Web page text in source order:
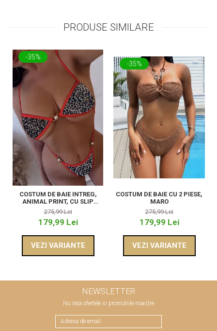
PRODUSE SIMILARE
-35%
COSTUM DE BAIE INTREG,
ANIMAL PRINT, CU SLIP
TANGA
275,99 Lei
179,99 Lei
VEZI VARIANTE
-35%
COSTUM DE BAIE CU 2 PIESE,
MARO
275,99 Lei
179,99 Lei
VEZI VARIANTE
NEWSLETTER
Nu rata ofertele si promotiile noastre